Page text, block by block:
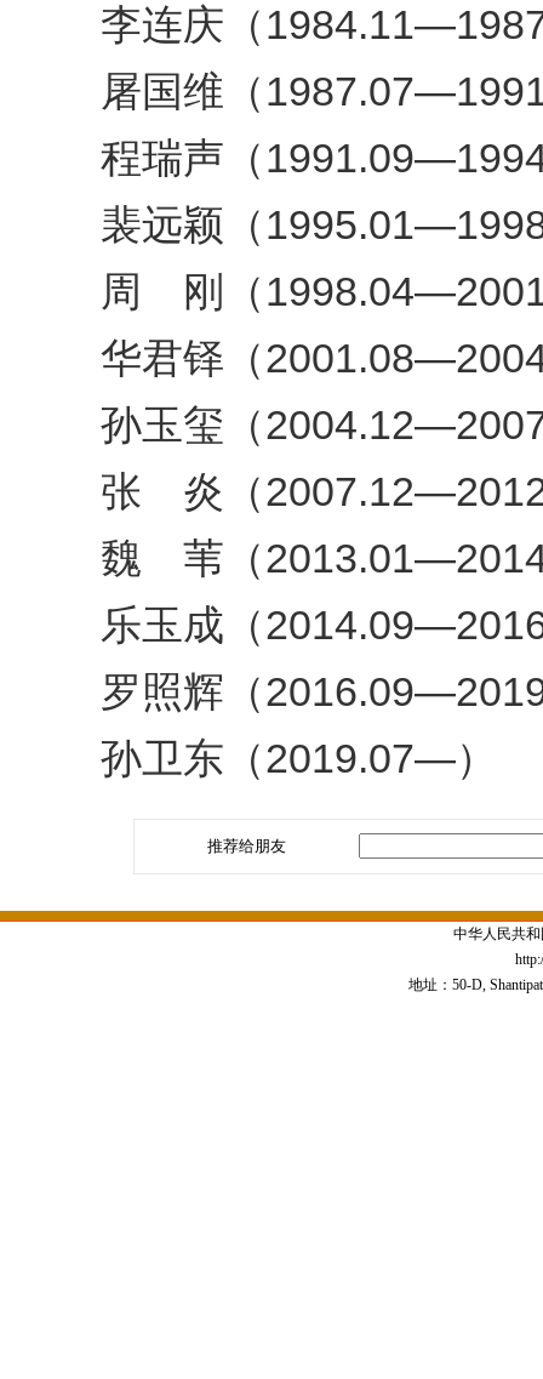
李连庆（
屠国维（
程瑞声（
裴远颖（
周 刚（
华君铎（
孙玉玺（
张 炎（
魏 苇（
乐玉成（
罗照辉（
孙卫东（2019.07—）
推荐给朋友
中华人民共
地址：50-D,